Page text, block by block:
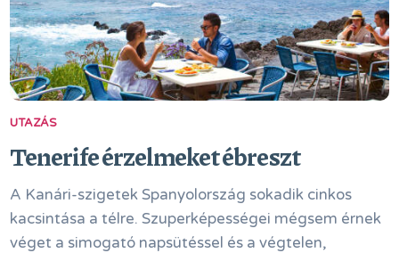
UTAZÁS
Tenerife érzelmeket ébreszt
A Kanári-szigetek Spanyolország sokadik cinkos
kacsintása a télre. Szuperképességei mégsem érnek
véget a simogató napsütéssel és a végtelen,